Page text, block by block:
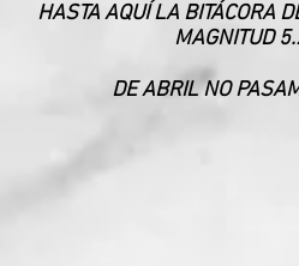
HASTA AQUÍ LA BITÁCORA
MAGNITUD
DE ABRIL NO